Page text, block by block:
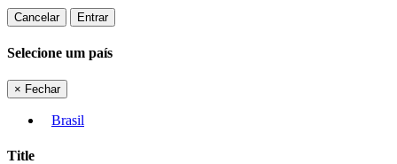
Cancelar Entrar
Selecione um país
× Fechar
Brasil
Title